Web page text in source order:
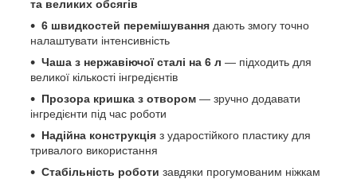
та великих обсягів
6 швидкостей перемішування дають змогу точно
налаштувати інтенсивність
Чаша з нержавіючої сталі на 6 л — підходить для
великої кількості інгредієнтів
Прозора кришка з отвором — зручно додавати
інгредієнти під час роботи
Надійна конструкція з ударостійкого пластику для
тривалого використання
Стабільність роботи завдяки прогумованим ніжкам